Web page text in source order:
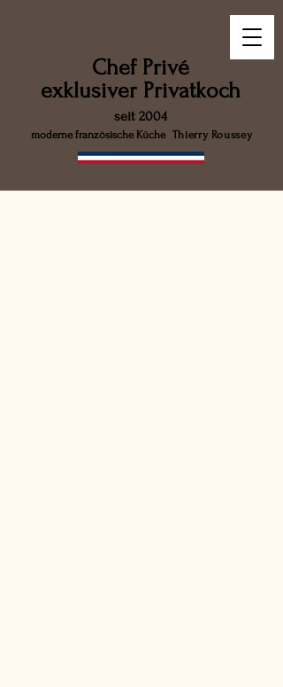
Chef Privé
exklusiver Privatkoch
seit 2004
moderne französische Küche Thierry Roussey